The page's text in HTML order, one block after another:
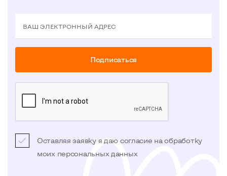
ВАШ ЭЛЕКТРОННЫЙ АДРЕС
Подписаться
Оставляя заявку я даю согласие на обработку
моих персональных данных